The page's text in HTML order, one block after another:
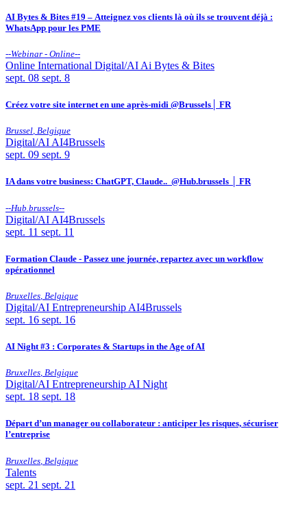
AI Bytes & Bites #19 – Atteignez vos clients là où ils se trouvent déjà :
WhatsApp pour les PME
--Webinar - Online--
Online International Digital/AI Ai Bytes & Bites
sept. 08 sept. 8
Créez votre site internet en une après-midi @Brussels│ FR
Brussel, Belgique
Digital/AI AI4Brussels
sept. 09 sept. 9
IA dans votre business: ChatGPT, Claude.. @Hub.brussels │ FR
--Hub.brussels--
Digital/AI AI4Brussels
sept. 11 sept. 11
Formation Claude - Passez une journée, repartez avec un workflow
opérationnel
Bruxelles Belgique
Digital/AI Entrepreneurship AI4Brussels
sept. 16 sept. 16
AI Night #3 : Corporates & Startups in the Age of AI
Bruxelles, Belgique
Digital/AI Entrepreneurship AI Night
sept. 18 sept. 18
Départ d’un manager ou collaborateur : anticiper les risques, sécuriser
l’entreprise
Bruxelles Belgique
Talents
sept. 21 sept. 21